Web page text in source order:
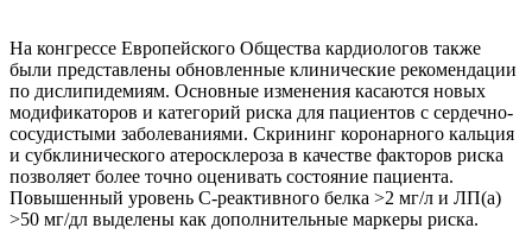
На конгрессе Европейского Общества кардиологов также
были представлены обновленные клинические рекомендации
по дислипидемиям. Основные изменения касаются новых
модификаторов и категорий риска для пациентов с сердечно-
сосудистыми заболеваниями. Скрининг коронарного кальция
и субклинического атеросклероза в качестве факторов риска
позволяет более точно оценивать состояние пациента.
Повышенный уровень С-реактивного белка >2 мг/л и ЛП(a)
>50 мг/дл выделены как дополнительные маркеры риска.